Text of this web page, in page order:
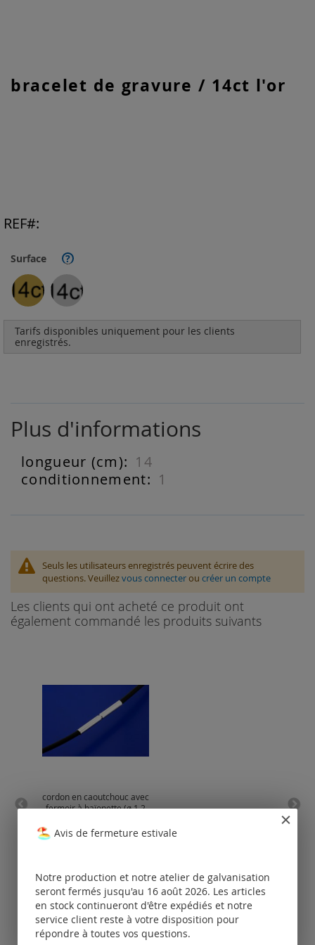
bracelet de gravure / 14ct l'or
Surface ?
Tarifs disponibles uniquement pour les clients
enregistrés.
REF
to
Plus d'informations
Plus
d'informations
14
1
Seuls les utilisateurs enregistrés peuvent écrire des
questions. Veuillezvous connecterou créer un compte
Les clients qui ont acheté ce produit ont
également commandé les produits suivants
cordon en caoutchouc avec
fermoir à baïonette (ø 1.2
pour les clients
enregistrés.
Avis de fermeture estivale
Notre production et notre atelier de galvanisation
seront fermés jusqu'au 16 août 2026. Les articles
en stock continueront d'être expédiés et notre
service client reste à votre disposition pour
répondre à toutes vos questions.